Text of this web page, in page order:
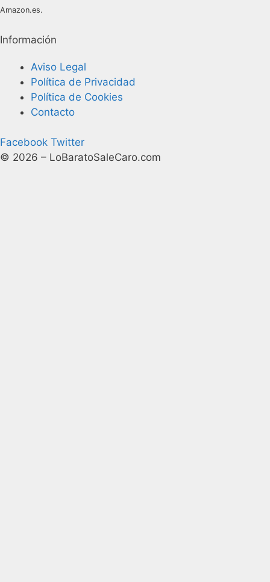
Amazon.es.
Información
Aviso Legal
Política de Privacidad
Política de Cookies
Contacto
Facebook Twitter
© 2026 – LoBaratoSaleCaro.com